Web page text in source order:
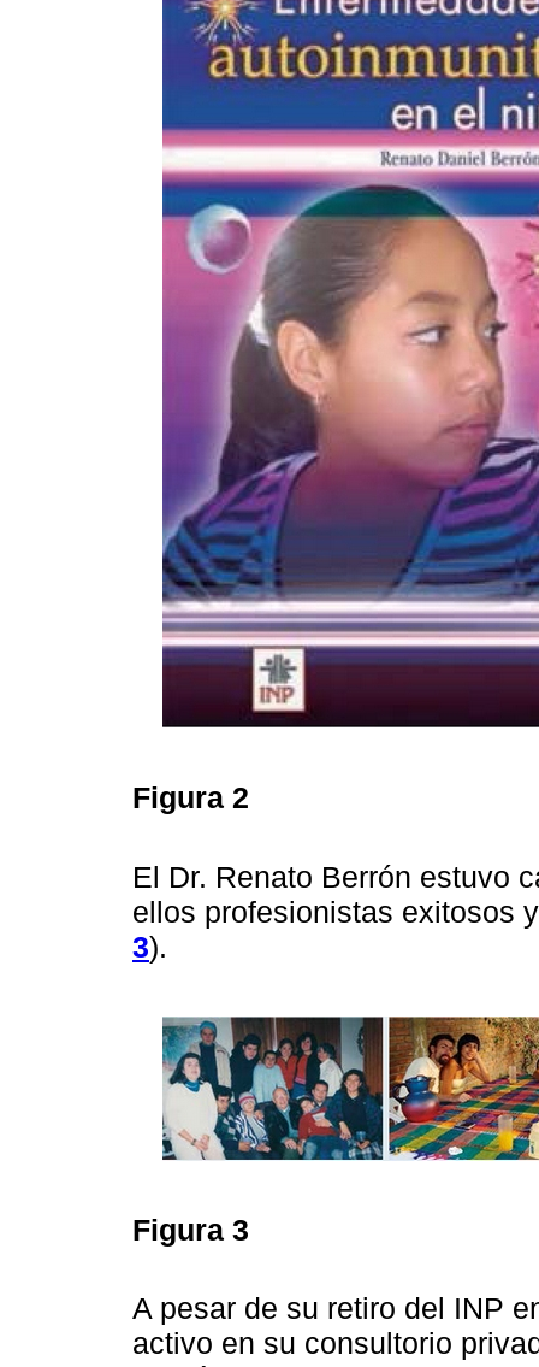
Figura 2
El Dr. Renato Berrón estuvo
ellos profesionistas exitosos
3).
Figura 3
A pesar de su retiro del INP
activo en su consultorio